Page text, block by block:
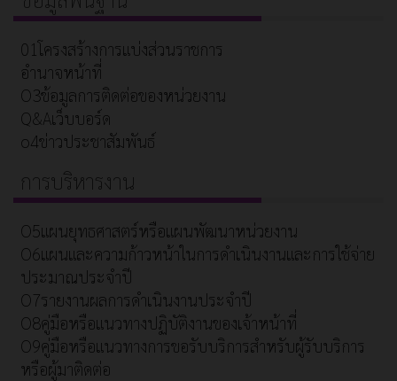
01โครงสร้างการแบ่งส่วนราชการ
อำนาจหน้าที่
O3ข้อมูลการติดต่อของหน่วยงาน
Q&Aเว็บบอร์ด
o4ข่าวประชาสัมพันธ์
การบริหารงาน
O5แผนยุทธศาสตร์หรือแผนพัฒนาหน่วยงาน
O6แผนและความก้าวหน้าในการดำเนินงานและการใช้จ่าย
ประมาณประจำปี
O7รายงานผลการดำเนินงานประจำปี
O8คู่มือหรือแนวทางปฏิบัติงานของเจ้าหน้าที่
O9คู่มือหรือแนวทางการขอรับบริการสำหรับผู้รับบริการ
หรือผู้มาติดต่อ